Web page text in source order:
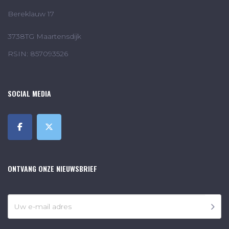
Bereklauw 17
3738TG Maartensdijk
RSIN: 857093526
SOCIAL MEDIA
ONTVANG ONZE NIEUWSBRIEF